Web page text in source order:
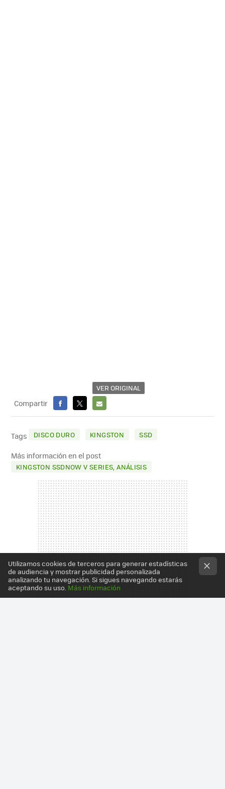
VER ORIGINAL
Compartir
FACEBOOK
X
E-
MAIL
Tags DISCO DURO KINGSTON SSD
Más información en el post
KINGSTON SSDNOW V SERIES, ANÁLISIS
Utilizamos cookies de terceros para generar estadísticas
de audiencia y mostrar publicidad personalizada
analizando tu navegación. Si sigues navegando estarás
aceptando su uso. Más información